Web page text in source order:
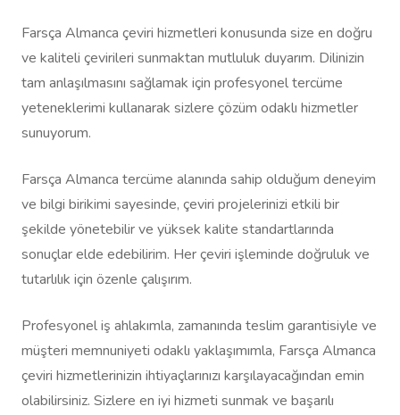
Farsça Almanca çeviri hizmetleri konusunda size en doğru
ve kaliteli çevirileri sunmaktan mutluluk duyarım. Dilinizin
tam anlaşılmasını sağlamak için profesyonel tercüme
yeteneklerimi kullanarak sizlere çözüm odaklı hizmetler
sunuyorum.
Farsça Almanca tercüme alanında sahip olduğum deneyim
ve bilgi birikimi sayesinde, çeviri projelerinizi etkili bir
şekilde yönetebilir ve yüksek kalite standartlarında
sonuçlar elde edebilirim. Her çeviri işleminde doğruluk ve
tutarlılık için özenle çalışırım.
Profesyonel iş ahlakımla, zamanında teslim garantisiyle ve
müşteri memnuniyeti odaklı yaklaşımımla, Farsça Almanca
çeviri hizmetlerinizin ihtiyaçlarınızı karşılayacağından emin
olabilirsiniz. Sizlere en iyi hizmeti sunmak ve başarılı